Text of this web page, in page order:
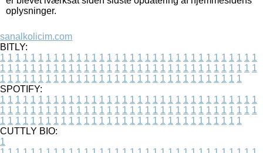
oplysninger.
sanalkolicim.com
BITLY:
1 1 1 1 1 1 1 1 1 1 1 1 1 1 1 1 1 1 1 1 1 1 1 1 1 1 1 1 1 1 1 1 1 1
1 1 1 1 1 1 1 1 1 1 1 1 1 1 1 1 1 1 1 1 1 1 1 1 1 1 1 1 1 1 1 1 1 1
1 1 1 1 1 1 1 1 1 1 1 1 1 1 1 1 1 1 1 1 1 1 1 1 1 1 1 1 1 1 1 1
SPOTIFY:
1 1 1 1 1 1 1 1 1 1 1 1 1 1 1 1 1 1 1 1 1 1 1 1 1 1 1 1 1 1 1 1 1 1
1 1 1 1 1 1 1 1 1 1 1 1 1 1 1 1 1 1 1 1 1 1 1 1 1 1 1 1 1 1 1 1 1 1
1 1 1 1 1 1 1 1 1 1 1 1 1 1 1 1 1 1 1 1 1 1 1 1 1 1 1 1 1 1 1 1
CUTTLY BIO:
1